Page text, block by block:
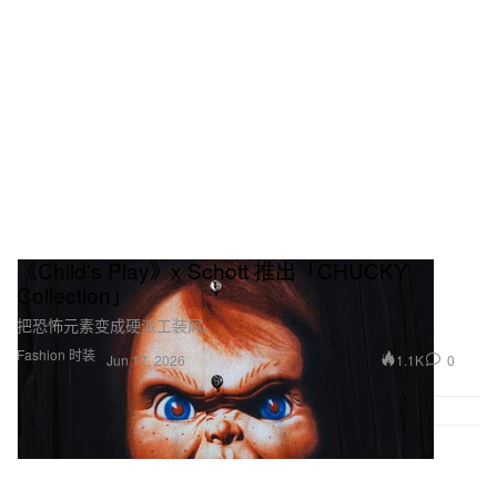
Fashion 时装
《Child's Play》x Schott 推出「CHUCKY
Collection」
把恐怖元素变成硬派工装风。
Jun 17, 2026 1.1K 0